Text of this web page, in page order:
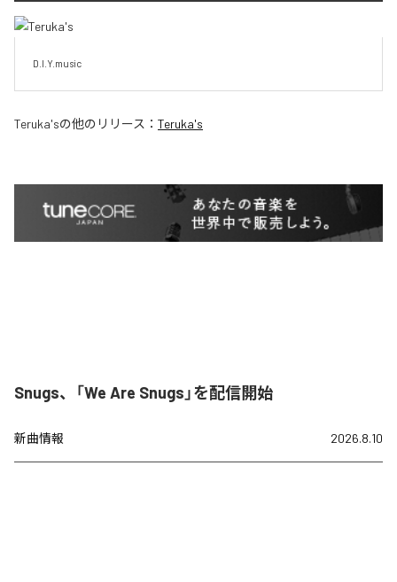
D.I.Y.music
Teruka'sの他のリリース： Teruka's
Snugs、「We Are Snugs」を配信開始
新曲情報 2026.8.10